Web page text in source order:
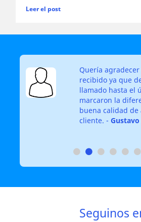
Leer el post
Quería
recibido ya que
llamado hasta el
marcaron la
buena calidad de
cliente. -
Seguinos